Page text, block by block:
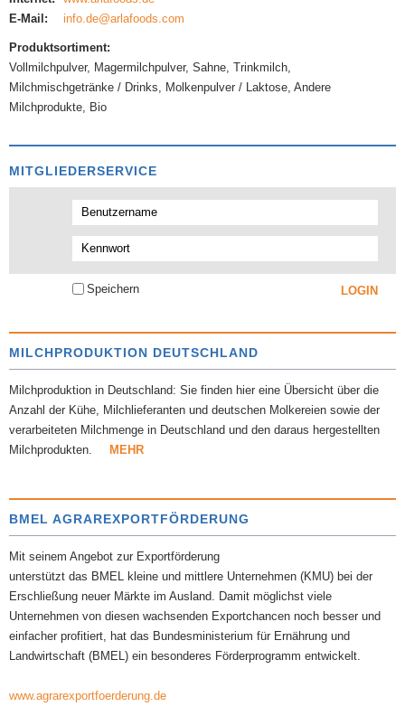
E-Mail:
info.de@arlafoods.com
Produktsortiment:
Vollmilchpulver, Magermilchpulver, Sahne, Trinkmilch,
Milchmischgetränke / Drinks, Molkenpulver / Laktose, Andere
Milchprodukte, Bio
MITGLIEDERSERVICE
Speichern
MILCHPRODUKTION DEUTSCHLAND
Milchproduktion in Deutschland: Sie finden hier eine Übersicht über die
Anzahl der Kühe, Milchlieferanten und deutschen Molkereien sowie der
verarbeiteten Milchmenge in Deutschland und den daraus hergestellten
Milchprodukten.
MEHR
BMEL AGRAREXPORTFÖRDERUNG
Mit seinem Angebot zur Exportförderung
unterstützt das BMEL kleine und mittlere Unternehmen (KMU) bei der
Erschließung neuer Märkte im Ausland. Damit möglichst viele
Unternehmen von diesen wachsenden Exportchancen noch besser und
einfacher profitiert, hat das Bundesministerium für Ernährung und
Landwirtschaft (BMEL) ein besonderes Förderprogramm entwickelt.
www.agrarexportfoerderung.de